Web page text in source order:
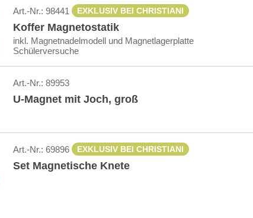
Art.-Nr.: 98441 EXKLUSIV BEI CHRISTIANI
Koffer Magnetostatik
inkl. Magnetnadelmodell und Magnetlagerplatte
Schülerversuche
Art.-Nr.: 89953
U-Magnet mit Joch, groß
Art.-Nr.: 69896 EXKLUSIV BEI CHRISTIANI
Set Magnetische Knete